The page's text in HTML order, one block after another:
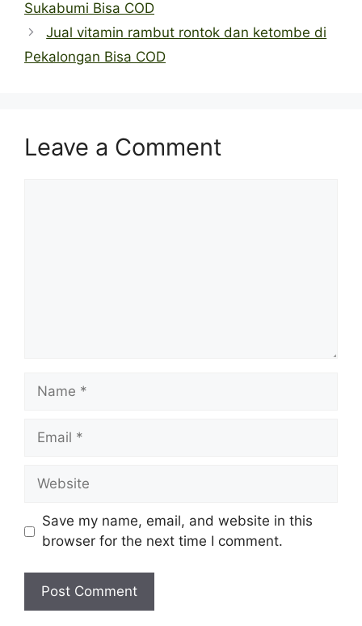
Sukabumi Bisa COD
Jual vitamin rambut rontok dan ketombe di
Pekalongan Bisa COD
Leave a Comment
Name
Email
Website
Save my name, email, and website in this
browser for the next time I comment.